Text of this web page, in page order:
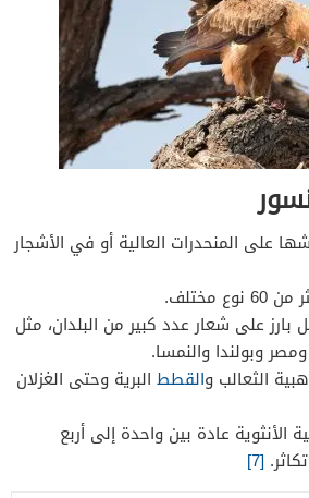
على المنحدرات العالية أو في الأشجار
مختلف.
على شعار عدد كبير من البلدان، مثل
وبولندا والنمسا.
الثعالب والقطط البرية وحتى الغزلان
الأنثوية عادة بين واحدة إلى أربع
[7]